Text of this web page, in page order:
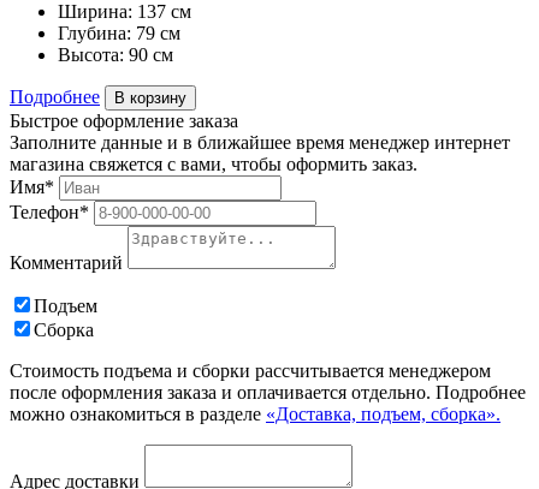
Ширина: 137 см
Глубина: 79 см
Высота: 90 см
Подробнее В корзину
Быстрое оформление заказа
Заполните данные и в ближайшее время менеджер интернет
магазина свяжется с вами, чтобы оформить заказ.
Имя*
Телефон*
Комментарий
Подъем
Сборка
Стоимость подъема и сборки рассчитывается менеджером
после оформления заказа и оплачивается отдельно. Подробнее
можно ознакомиться в разделе «Доставка, подъем, сборка».
Адрес доставки